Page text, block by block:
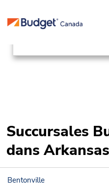
Succursales
Succursales
dans Arkansas
Bentonville